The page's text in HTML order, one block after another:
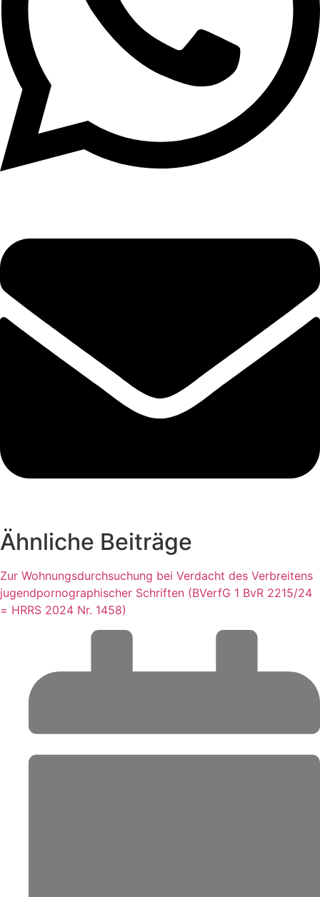
Ähnliche Beiträge
Zur Wohnungsdurchsuchung bei Verdacht des Verbreitens
jugendpornographischer Schriften (BVerfG 1 BvR 2215/24
= HRRS 2024 Nr. 1458)